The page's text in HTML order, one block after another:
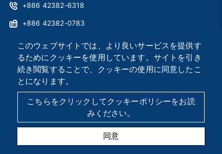
このウェブサイトでは、より良いサービスを提供す
るためにクッキーを使用しています。サイトを引き
続き閲覧することで、クッキーの使用に同意したこ
とになります。
こちらをクリックしてクッキーポリシーをお読
みください。
同意
+886 42382-6318
+886 42382-0783
astag@astag.com
roger@astag.com
2026 © Asia Smart Tag Co., Ltd. Designed by首岳資訊
サイトマップ
TEL MAIL MAP